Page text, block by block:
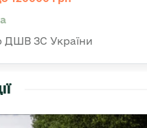
ДШВ ЗС України